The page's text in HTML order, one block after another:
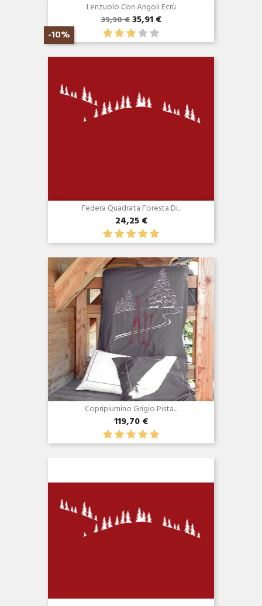
Lenzuolo Con Angoli Ecrù
39,90 €
-10%
35,91 €
Anteprima
Federa Quadrata Foresta Di...
24,25 €
Anteprima
Copripiumino Grigio Pista...
119,70 €
Anteprima